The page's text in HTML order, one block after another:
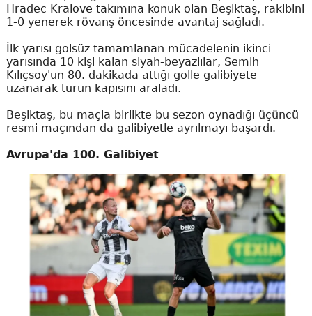
Hradec Kralove takımına konuk olan Beşiktaş, rakibini
1-0 yenerek rövanş öncesinde avantaj sağladı.
İlk yarısı golsüz tamamlanan mücadelenin ikinci
yarısında 10 kişi kalan siyah-beyazlılar, Semih
Kılıçsoy'un 80. dakikada attığı golle galibiyete
uzanarak turun kapısını araladı.
Beşiktaş, bu maçla birlikte bu sezon oynadığı üçüncü
resmi maçından da galibiyetle ayrılmayı başardı.
Avrupa'da 100. Galibiyet